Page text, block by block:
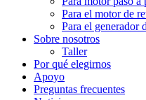
Para el motor de
Para el generador
Sobre nosotros
Taller
Por qué elegirnos
Apoyo
Preguntas frecuentes